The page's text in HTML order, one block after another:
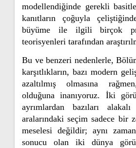
modellendiğinde gerekli
kanıtların çoğuyla
büyüme ile ilgili birçok
teorisyenleri tarafından
Bu ve benzeri nedenlerle,
karşıtlıkların, bazı modern
azaltılmış olmasına
olduğuna inanıyoruz. İki
ayrımlardan bazıları
aralarındaki seçim sadece bir
meselesi değildir; aynı
sonucu olan iki dünya